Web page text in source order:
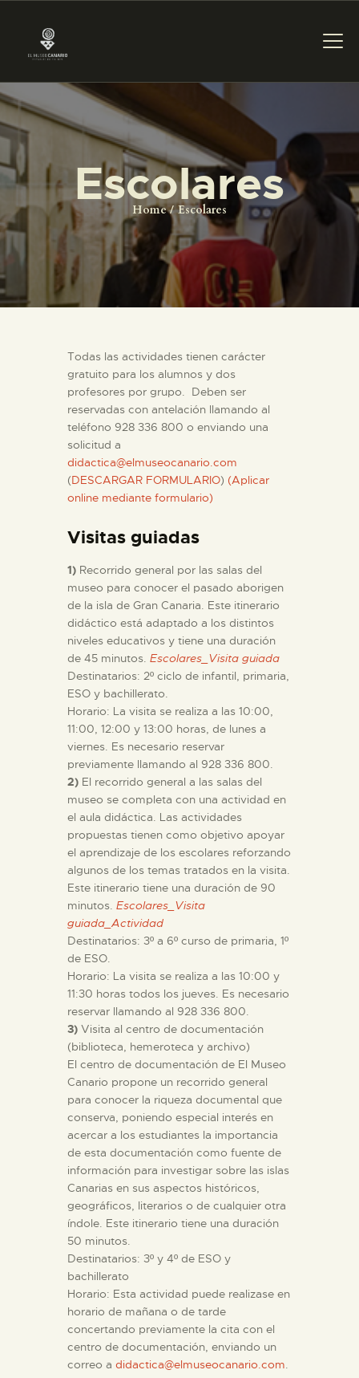
Escolares
Home Escolares
PREPARAR LA VISITA
ACTIVIDADES
█
EL MUSEO
DIDÁCTICA
ESPAÑOL
PREPARAR LA VISITA
█
EL MUSEO
COLECCIONES
DIDÁCTICA
ESPAÑOL
Todas las actividades tienen carácter
gratuito para los alumnos y dos
profesores por grupo. Deben ser
reservadas con antelación llamando al
teléfono 928 336 800 o enviando una
solicitud a
didactica@elmuseocanario.com
(DESCARGAR FORMULARIO) (Aplicar
online mediante formulario)
Visitas guiadas
1) Recorrido general por las salas del
museo para conocer el pasado aborigen
de la isla de Gran Canaria. Este itinerario
didáctico está adaptado a los distintos
niveles educativos y tiene una duración
de 45 minutos. Escolares_Visita guiada
Destinatarios: 2º ciclo de infantil, primaria,
ESO y bachillerato.
Horario: La visita se realiza a las 10:00,
11:00, 12:00 y 13:00 horas, de lunes a
viernes. Es necesario reservar
previamente llamando al 928 336 800.
2) El recorrido general a las salas del
museo se completa con una actividad en
el aula didáctica. Las actividades
propuestas tienen como objetivo apoyar
el aprendizaje de los escolares reforzando
algunos de los temas tratados en la visita.
Este itinerario tiene una duración de 90
minutos. Escolares_Visita
guiada_Actividad
Destinatarios: 3º a 6º curso de primaria, 1º
de ESO.
Horario: La visita se realiza a las 10:00 y
11:30 horas todos los jueves. Es necesario
reservar llamando al 928 336 800.
3) Visita al centro de documentación
(biblioteca, hemeroteca y archivo)
El centro de documentación de El Museo
Canario propone un recorrido general
para conocer la riqueza documental que
conserva, poniendo especial interés en
acercar a los estudiantes la importancia
de esta documentación como fuente de
información para investigar sobre las islas
Canarias en sus aspectos históricos,
geográficos, literarios o de cualquier otra
índole. Este itinerario tiene una duración
50 minutos.
Destinatarios: 3º y 4º de ESO y
bachillerato
Horario: Esta actividad puede realizase en
horario de mañana o de tarde
concertando previamente la cita con el
centro de documentación, enviando un
correo a didactica@elmuseocanario.com.